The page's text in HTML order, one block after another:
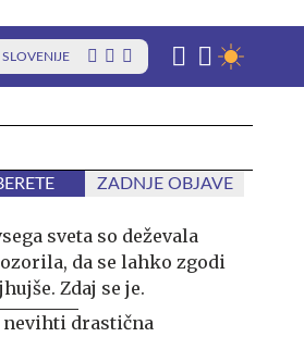
ZADNJE OBJAVE
sveta so deževala
da se lahko zgodi
Zdaj se je.
nevihti drastična